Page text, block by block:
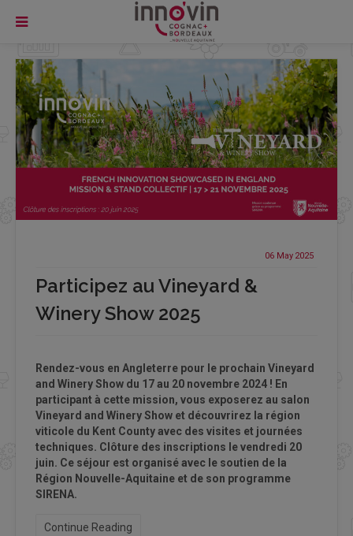
06 May 2025
Participez au Vineyard &
Winery Show 2025
Rendez-vous en Angleterre pour le prochain Vineyard
and Winery Show du 17 au 20 novembre 2024 ! En
participant à cette mission, vous exposerez au salon
Vineyard and Winery Show et découvrirez la région
viticole du Kent County avec des visites et journées
techniques. Clôture des inscriptions le vendredi 20
juin. Ce séjour est organisé avec le soutien de la
Région Nouvelle-Aquitaine et de son programme
SIRENA.
Continue Reading